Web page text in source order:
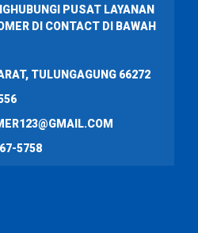
PUSAT LAYANAN
DI CONTACT DI BAWAH
TULUNGAGUNG 66272
5758